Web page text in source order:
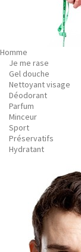
Homme
Je me rase
Gel douche
Nettoyant visage
Déodorant
Parfum
Minceur
Sport
Préservatifs
Hydratant